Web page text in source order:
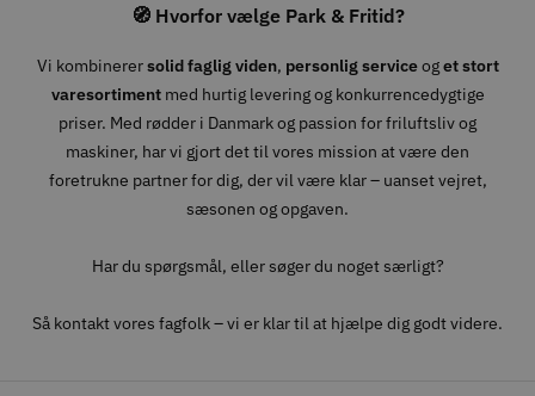
🧭 Hvorfor vælge Park & Fritid?
Vi kombinerersolid faglig viden, personlig serviceoget stort
varesortimentmed hurtig levering og konkurrencedygtige
priser. Med rødder i Danmark og passion for friluftsliv og
maskiner, har vi gjort det til vores mission at være den
foretrukne partner for dig, der vil være klar – uanset vejret,
sæsonen og opgaven.
Har du spørgsmål, eller søger du noget særligt?
Så kontakt vores fagfolk – vi er klar til at hjælpe dig godt videre.